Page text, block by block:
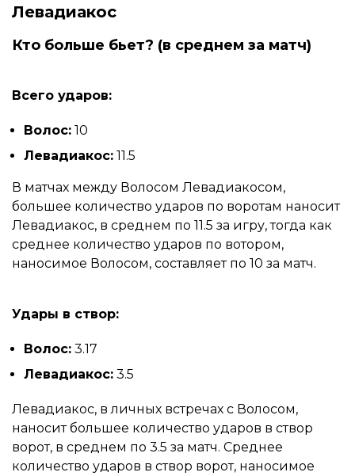
Левадиакос
Кто больше бьет? (в среднем за матч)
Всего ударов:
Волос: 10
Левадиакос: 11.5
В матчах между Волосом Левадиакосом,
большее количество ударов по воротам наносит
Левадиакос, в среднем по 11.5 за игру, тогда как
среднее количество ударов по вотором,
наносимое Волосом, составляет по 10 за матч.
Удары в створ:
Волос: 3.17
Левадиакос: 3.5
Левадиакос, в личных встречах с Волосом,
наносит большее количество ударов в створ
ворот, в среднем по 3.5 за матч. Среднее
количество ударов в створ ворот, наносимое